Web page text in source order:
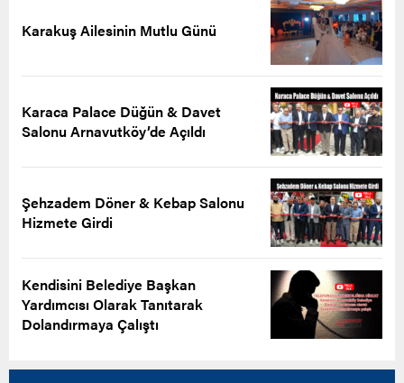
Karakuş Ailesinin Mutlu Günü
Karaca Palace Düğün & Davet
Salonu Arnavutköy’de Açıldı
Şehzadem Döner & Kebap Salonu
Hizmete Girdi
Kendisini Belediye Başkan
Yardımcısı Olarak Tanıtarak
Dolandırmaya Çalıştı